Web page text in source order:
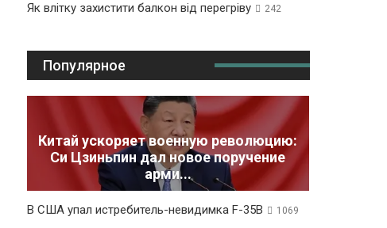
Як влітку захистити балкон від перегріву 242
Популярное
Китай ускоряет военную революцию:
Си Цзиньпин дал новое поручение
арми...
В США упал истребитель-невидимка F-35B 1069